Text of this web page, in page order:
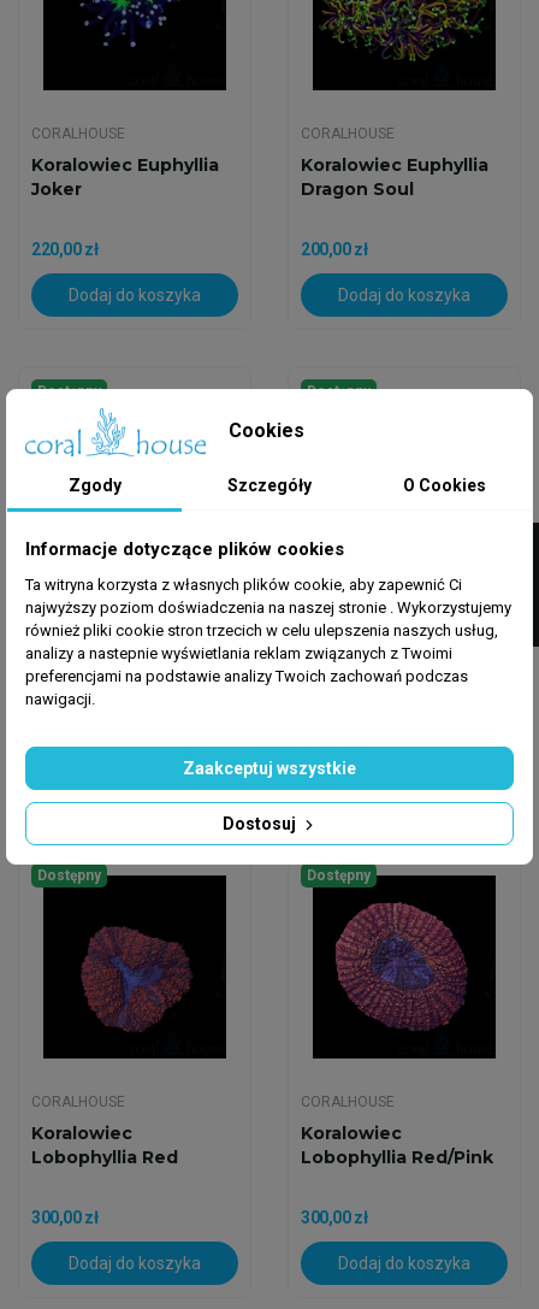
CORALHOUSE
Koralowiec Euphyllia
Joker
220,00 zł
Dodaj do koszyka
CORALHOUSE
Koralowiec Euphyllia
Dragon Soul
200,00 zł
Dodaj do koszyka
Dostępny
CORALHOUSE
Koralowiec Plerogyra
Green
Dodaj do koszyka
Dostępny
CORALHOUSE
Koralowiec
Trachyphyllia Dark
Dodaj do koszyka
Dostępny
CORALHOUSE
Koralowiec
Lobophyllia Red
300,00 zł
Dodaj do koszyka
Dostępny
CORALHOUSE
Koralowiec
Lobophyllia Red/Pink
300,00 zł
Dodaj do koszyka
Cookies
Zgody Szczegóły O Cookies
Informacje dotyczące plików cookies
Ta witryna korzysta z własnych plików cookie, aby zapewnić Ci
najwyższy poziom doświadczenia na naszej stronie . Wykorzystujemy
również pliki cookie stron trzecich w celu ulepszenia naszych usług,
analizy a nastepnie wyświetlania reklam związanych z Twoimi
preferencjami na podstawie analizy Twoich zachowań podczas
nawigacji.
Dostosuj
Zaakceptuj wszystkie